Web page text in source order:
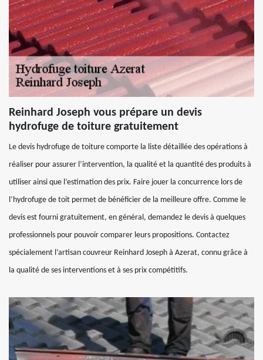
Reinhard Joseph vous prépare un devis
hydrofuge de toiture gratuitement
Le devis hydrofuge de toiture comporte la liste détaillée des opérations à
réaliser pour assurer l’intervention, la qualité et la quantité des produits à
utiliser ainsi que l’estimation des prix. Faire jouer la concurrence lors de
l’hydrofuge de toit permet de bénéficier de la meilleure offre. Comme le
devis est fourni gratuitement, en général, demandez le devis à quelques
professionnels pour pouvoir comparer leurs propositions. Contactez
spécialement l’artisan couvreur Reinhard Joseph à Azerat, connu grâce à
la qualité de ses interventions et à ses prix compétitifs.